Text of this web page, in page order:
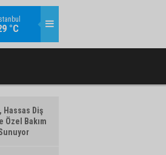
°C
/ 11:08
VAKIFBANK’IN AKTIF BÜYÜKLÜĞÜ
Hassas Diş
Özel Bakım